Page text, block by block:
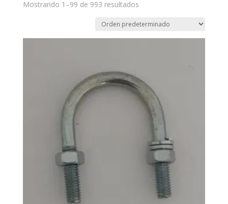
Mostrando 1–99 de 993 resultados